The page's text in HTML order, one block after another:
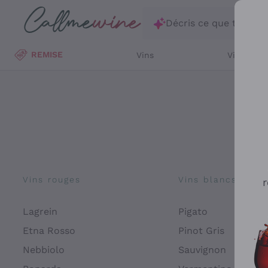
Passer au contenu principal
Décris ce que tu
REMISE Vins Vins
Vins rouges
Lagrein
Etna Rosso
Nebbiolo
Vins blancs
Pigato
Pinot Gris
Sauvignon